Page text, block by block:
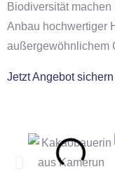
Biodiversität
Anbau hochwertiger
außergewöhnlichem
Jetzt Angebot sichern